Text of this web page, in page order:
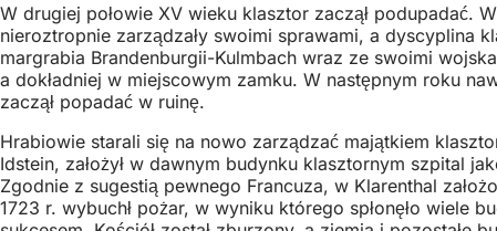
W drugiej połowie XV wieku klasztor zaczął podupadać.
nieroztropnie zarządzały swoimi sprawami, a dyscyplina
margrabia Brandenburgii-Kulmbach wraz ze swoimi
a dokładniej w miejscowym zamku. W następnym roku
zaczął popadać w ruinę.
Hrabiowie starali się na nowo zarządzać majątkiem
Idstein, założył w dawnym budynku klasztornym szpital
Zgodnie z sugestią pewnego Francuza, w Klarenthal
1723 r. wybuchł pożar, w wyniku którego spłonęło wiele